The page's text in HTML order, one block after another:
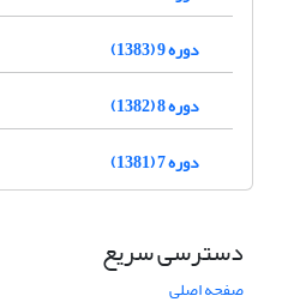
دوره 9 (1383)
دوره 8 (1382)
دوره 7 (1381)
دسترسی سریع
صفحه اصلی